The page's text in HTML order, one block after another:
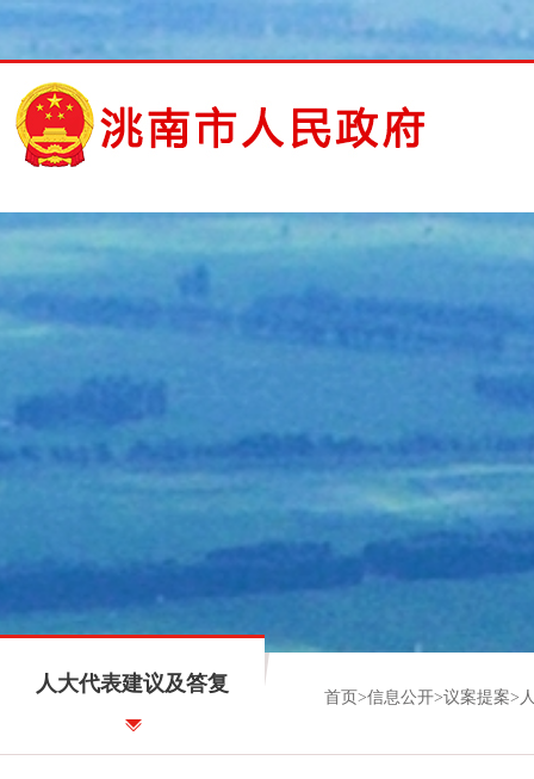
人大代表建议及答复
首页 >信息公开>议案提案>